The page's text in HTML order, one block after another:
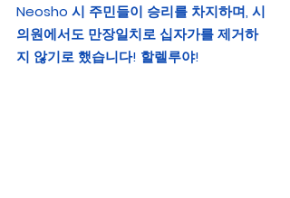
Neosho 시 주민들이 승리를 차지하며, 시
의원에서도 만장일치로 십자가를 제거하
지 않기로 했습니다! 할렐루야!